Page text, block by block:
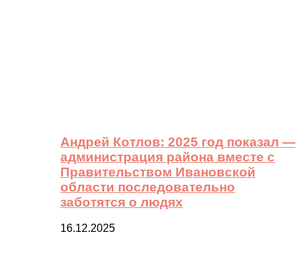
Андрей Котлов: 2025 год показал —
администрация района вместе с
Правительством Ивановской
области последовательно
заботятся о людях
16.12.2025